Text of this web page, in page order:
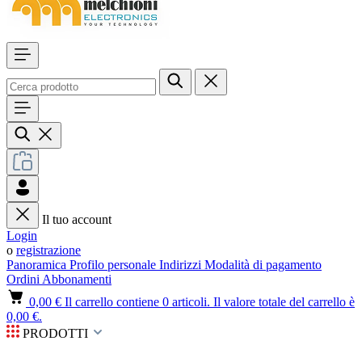
Il tuo account
Login
o registrazione
Panoramica Profilo personale Indirizzi Modalità di pagamento
Ordini Abbonamenti
0,00 € Il carrello contiene 0 articoli. Il valore totale del carrello è
0,00 €.
PRODOTTI